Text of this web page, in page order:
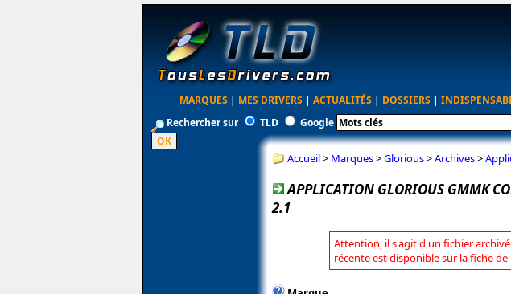
MARQUES | MES DRIVERS | ACTUALITÉS | DOSSIERS |
Rechercher sur
TLD Google
Accueil> Marques>Glorious>Archives>
APPLICATION GLORIOUS GMMK
2.1
Attention, il s'agit d'un fichier
récente est disponible sur la fiche